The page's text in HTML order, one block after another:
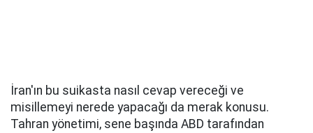
İran'ın bu suikasta nasıl cevap vereceği ve
misillemeyi nerede yapacağı da merak konusu.
Tahran yönetimi, sene başında ABD tarafından